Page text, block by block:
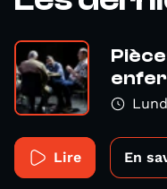
Lire En